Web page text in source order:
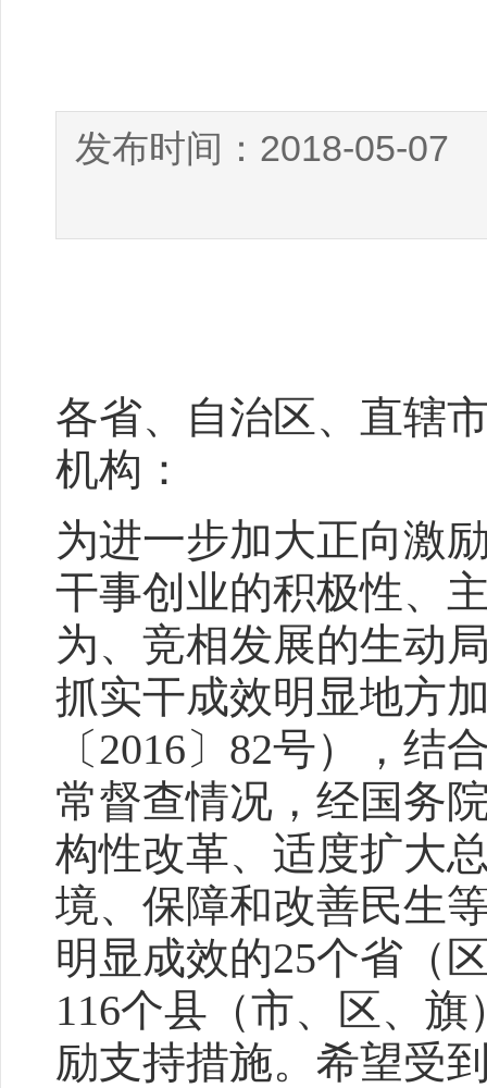
发布时间： 2018-05-07
各省、自治区、直辖
机构：
为进一步加大正向激
干事创业的积极性、
为、竞相发展的生动
抓实干成效明显地方
〔2016〕82号），
常督查情况，经国务
构性改革、适度扩大
境、保障和改善民生
明显成效的25个省（
116个县（市、区、
励支持措施。希望受